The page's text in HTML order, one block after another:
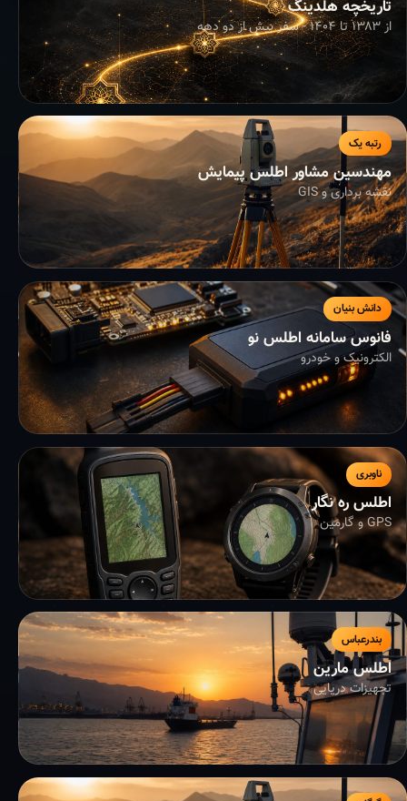
تاریخچه هلدینگ
از ۱۳۸۳ تا ۱۴۰۴ - سفر بیش از دو دهه
رتبه یک
مهندسین مشاور اطلس پیمایش
نقشه برداری و GIS
دانش بنیان
فانوس سامانه اطلس نو
الکترونیک و خودرو
ناوبری
اطلس ره نگار
GPS و گارمین
بندرعباس
اطلس مارین
تجهیزات دریایی